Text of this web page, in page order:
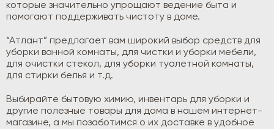
которые значительно упрощают ведение быта и
помогают поддерживать чистоту в доме.
“Атлант” предлагает вам широкий выбор средств для
уборки ванной комнаты, для чистки и уборки мебели,
для очистки стекол, для уборки туалетной комнаты,
для стирки белья и т.д.
Выбирайте бытовую химию, инвентарь для уборки и
другие полезные товары для дома в нашем интернет-
магазине, а мы позаботимся о их доставке в удобное